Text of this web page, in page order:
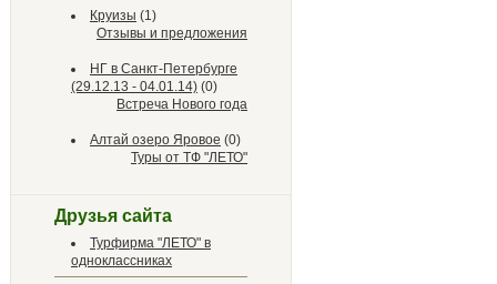
Круизы (1)
Отзывы и предложения
НГ в Санкт-Петербурге
(29.12.13 - 04.01.14) (0)
Встреча Нового года
Алтай озеро Яровое (0)
Туры от ТФ "ЛЕТО"
Друзья сайта
Турфирма "ЛЕТО" в
одноклассниках